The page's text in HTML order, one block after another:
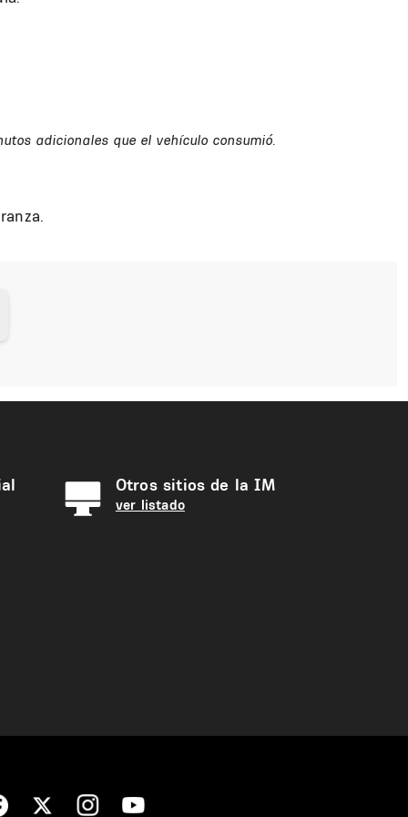
adicionales que el vehículo consumió.
Otros sitios de la IM
ver listado